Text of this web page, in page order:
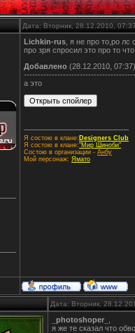
Дата: Вторник, 28.12.2010,
Lichkin-rus , я не про то,ро
про зря спросил это про то
Добавлено (28.12.2010, 07:37)
а это
Я состою в клане: Designers Club
Я состою в клане:"Мир Шиноби"
Состою в организации - Анбу
Мой персонаж: Ямато
Дата: Вторник,
_photoshoper_
я же те сказал что